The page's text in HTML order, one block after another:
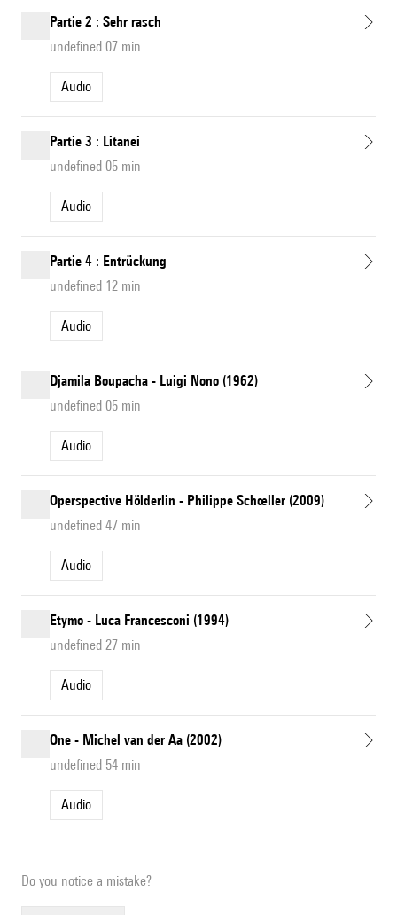
Partie 2 : Sehr rasch
undefined 07 min
Audio
Partie 3 : Litanei
undefined 05 min
Audio
Partie 4 : Entrückung
undefined 12 min
Audio
Djamila Boupacha - Luigi Nono (1962)
undefined 05 min
Audio
Operspective Hölderlin - Philippe Schœller (2009)
undefined 47 min
Audio
Etymo - Luca Francesconi (1994)
undefined 27 min
Audio
One - Michel van der Aa (2002)
undefined 54 min
Audio
Do you notice a mistake?